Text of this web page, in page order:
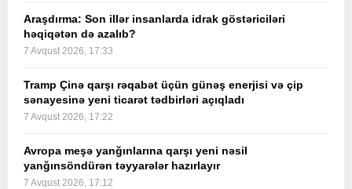
Araşdırma: Son illər insanlarda idrak göstəriciləri
həqiqətən də azalıb?
7 Avqust 2026, 17:33
Tramp Çinə qarşı rəqabət üçün günəş enerjisi və çip
sənayesinə yeni ticarət tədbirləri açıqladı
7 Avqust 2026, 17:22
Avropa meşə yanğınlarına qarşı yeni nəsil
yanğınsöndürən təyyarələr hazırlayır
7 Avqust 2026, 17:12